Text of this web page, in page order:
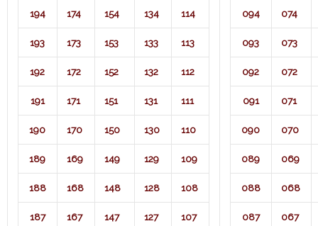
194 174 154 134 114
193 173 153 133 113
192 172 152 132 112
191 171 151 131 111
190 170 150 130 110
189 169 149 129 109
188 168 148 128 108
187 167 147 127 107
094 074
093 073
092 072
091 071​
090 070
089 069
088 068
087 067